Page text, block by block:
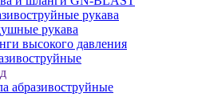
рукава
рукава
высокого давления
абразивоструйные